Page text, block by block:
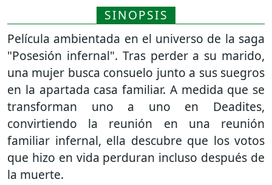
SINOPSIS
Película ambientada en el universo de la saga
"Posesión infernal". Tras perder a su marido,
una mujer busca consuelo junto a sus suegros
en la apartada casa familiar. A medida que se
transforman uno a uno en Deadites,
convirtiendo la reunión en una reunión
familiar infernal, ella descubre que los votos
que hizo en vida perduran incluso después de
la muerte.